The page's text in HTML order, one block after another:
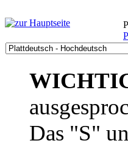
Das "S"